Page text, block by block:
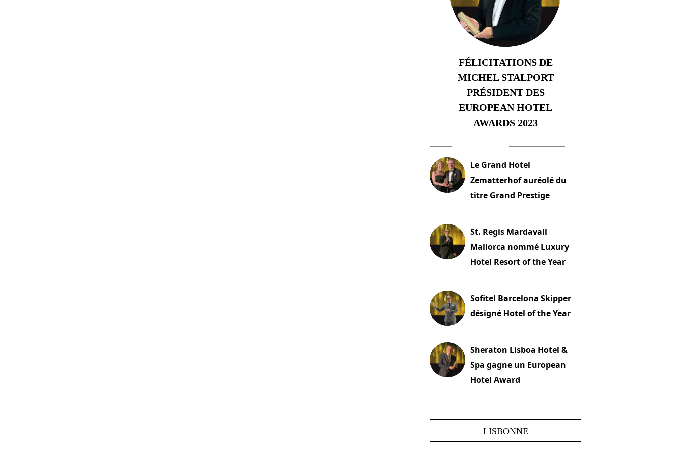
FÉLICITATIONS DE
MICHEL STALPORT
PRÉSIDENT DES
EUROPEAN HOTEL
AWARDS 2023
Le Grand Hotel
Zematterhof auréolé du
titre Grand Prestige
St. Regis Mardavall
Mallorca nommé Luxury
Hotel Resort of the Year
Sofitel Barcelona Skipper
désigné Hotel of the Year
Sheraton Lisboa Hotel &
Spa gagne un European
Hotel Award
LISBONNE